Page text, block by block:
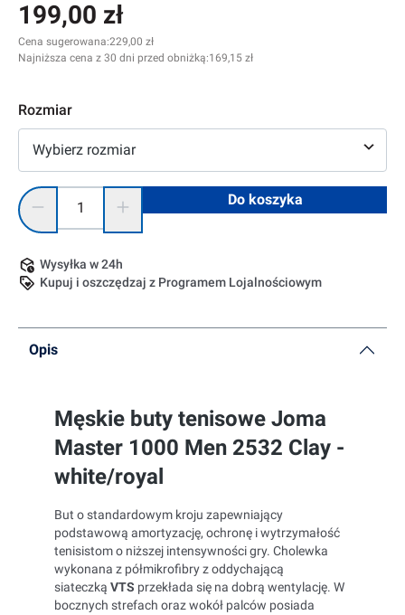
199,00 zł
Cena sugerowana:229,00 zł
Najniższa cena z 30 dni przed obniżką:169,15 zł
Rozmiar
Wybierz rozmiar
Ilość produktu: Wprowadź żądaną ilość lub użyj
Do koszyka
Wysyłka w 24h
Kupuj i oszczędzaj z Programem Lojalnościowym
Opis
Męskie buty tenisowe Joma
Master 1000 Men 2532 Clay -
white/royal
But o standardowym kroju zapewniający
podstawową amortyzację, ochronę i wytrzymałość
tenisistom o niższej intensywności gry. Cholewka
wykonana z półmikrofibry z oddychającą
siateczką VTS przekłada się na dobrą wentylację. W
bocznych strefach oraz wokół palców posiada